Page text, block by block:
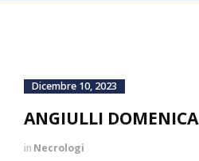
Dicembre 10, 2023
ANGIULLI DOMENICA
in Necrologi